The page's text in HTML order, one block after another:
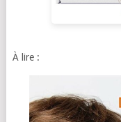
À lire :